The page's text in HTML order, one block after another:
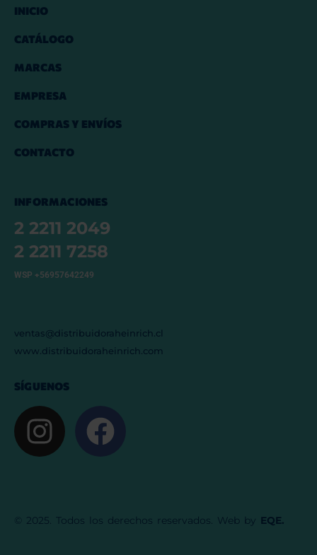
INICIO
CATÁLOGO
MARCAS
EMPRESA
COMPRAS Y ENVÍOS
CONTACTO
INFORMACIONES
2 2211 2049
2 2211 7258
WSP +56957642249
ventas@distribuidoraheinrich.cl
www.distribuidoraheinrich.com
SÍGUENOS
© 2025. Todos los derechos reservados. Web by EQE.